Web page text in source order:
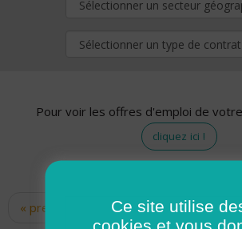
Pour voir les offres d'emploi de
cliquez ici !
Pages
« premier ‹ précédent … 10
Ce site utilise
cookies et vous